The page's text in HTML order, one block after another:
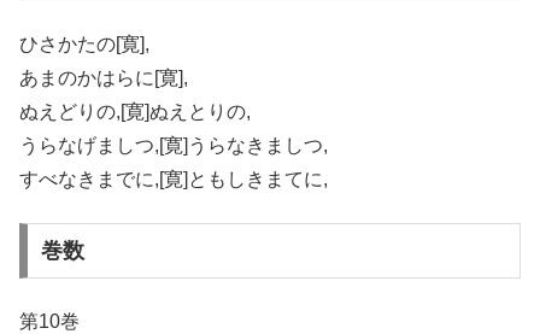
ひさかたの[寛],
あまのかはらに[寛],
ぬえどりの,[寛]ぬえとりの,
うらなげましつ,[寛]うらなきましつ,
すべなきまでに,[寛]ともしきまてに,
巻数
第10巻